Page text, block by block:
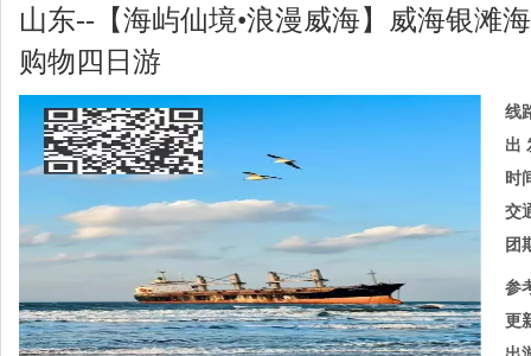
山东--【海屿仙境•浪漫威海】威海银滩
购物四日游
线
出
时
交
团
参
更